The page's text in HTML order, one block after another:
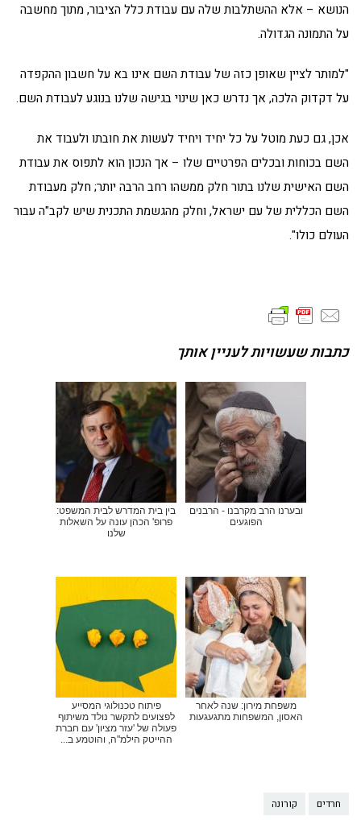
הנושא – אלא ההשתלבות שלה עם עבודת כלל הציבור, מתוך מחשבה
על התמונה הגדולה.
"למותר לציין שאופן כזה של עבודת השם אינו בא על חשבון ההקפדה
על דקדוק הלכה, אך נדרש כאן שינוי בגישה שלנו בנוגע לעבודת השם.
אכן, גם כעת מוטל על כל יחיד ויחיד לעשות את חובתו ולעבוד את
השם בכוחות ובכלים הפרטיים שלו – אך הנכון הוא לתפוס את עבודת
השם האישית שלנו בתור חלק ממשהו רחב הרבה יותר; חלק מעבודת
השם הכללית של עם ישראל, וחלק מהגשמת התכנית שיש לקב"ה עבור
העולם כולו".
כתבות שעשויות לעניין אותך
ובערנו הרב מקרבנו - הרבנים
הפוגעים
בין בית המדרש לבית המשפט:
פרופ' הכהן עונה על השאלות
שלנו
משפחת מירון: שנה לאחר
האסון, המשפחות מתגעגעות
פיתוח טכנולוגי המסייע
לפצועים לתקשר נולד משיתוף
פעולה של 'עזר מציון' עם חברת
ההייטק הילמ"ה, והוטמע ב...
חרדים קורונה